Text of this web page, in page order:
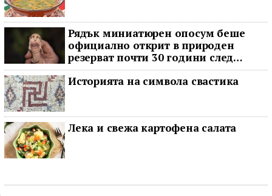
Рядък миниатюрен опосум беше
официално открит в природен
резерват почти 30 години след
последното му наблюдение
Историята на символа свастика
Лека и свежа картофена салата